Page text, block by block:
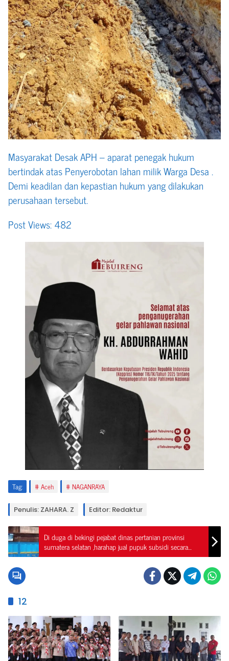
Masyarakat Desak APH – aparat penegak hukum
bertindak atas Penyerobotan lahan milik Warga Desa .
Demi keadilan dan kepastian hukum yang dilakukan
perusahaan tersebut.
Post Views:482
Tag: Aceh NAGANRAYA
Penulis: ZAHARA. Z Editor: Redaktur
Di duga di bekingi pejabat dinas pertanian provinsi
sumatera selatan ,harahap jual pupuk subsidi secara
bebas dan di atas het
12